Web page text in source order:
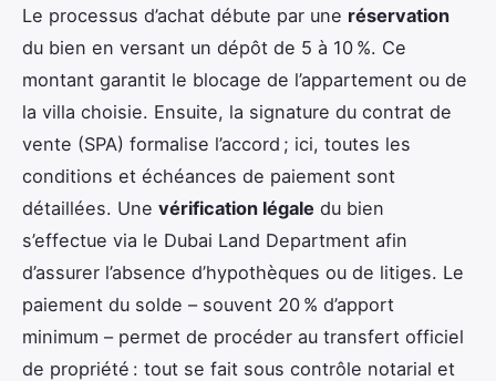
Le processus d’achat débute par une réservation
du bien en versant un dépôt de 5 à 10 %. Ce
montant garantit le blocage de l’appartement ou de
la villa choisie. Ensuite, la signature du contrat de
vente (SPA) formalise l’accord ; ici, toutes les
conditions et échéances de paiement sont
détaillées. Une vérification légale du bien
s’effectue via le Dubai Land Department afin
d’assurer l’absence d’hypothèques ou de litiges. Le
paiement du solde – souvent 20 % d’apport
minimum – permet de procéder au transfert officiel
de propriété : tout se fait sous contrôle notarial et